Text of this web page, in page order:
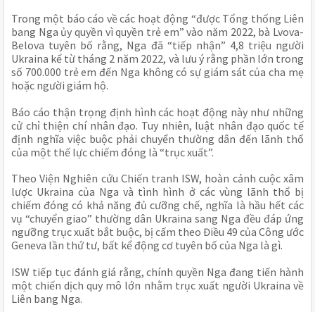
Trong một báo cáo về các hoạt động “được Tổng thống Liên
bang Nga ủy quyền vì quyền trẻ em” vào năm 2022, bà Lvova-
Belova tuyên bố rằng, Nga đã “tiếp nhận” 4,8 triệu người
Ukraina kể từ tháng 2 năm 2022, và lưu ý rằng phần lớn trong
số 700.000 trẻ em đến Nga không có sự giám sát của cha mẹ
hoặc người giám hộ.
Báo cáo thận trọng định hình các hoạt động này như những
cử chỉ thiện chí nhân đạo. Tuy nhiên, luật nhân đạo quốc tế
định nghĩa việc buộc phải chuyển thường dân đến lãnh thổ
của một thế lực chiếm đóng là “trục xuất”.
Theo Viện Nghiên cứu Chiến tranh ISW, hoàn cảnh cuộc xâm
lược Ukraina của Nga và tình hình ở các vùng lãnh thổ bị
chiếm đóng có khả năng đủ cưỡng chế, nghĩa là hầu hết các
vụ “chuyển giao” thường dân Ukraina sang Nga đều đáp ứng
ngưỡng trục xuất bắt buộc, bị cấm theo Điều 49 của Công ước
Geneva lần thứ tư, bất kể động cơ tuyên bố của Nga là gì.
ISW tiếp tục đánh giá rằng, chính quyền Nga đang tiến hành
một chiến dịch quy mô lớn nhằm trục xuất người Ukraina về
Liên bang Nga.